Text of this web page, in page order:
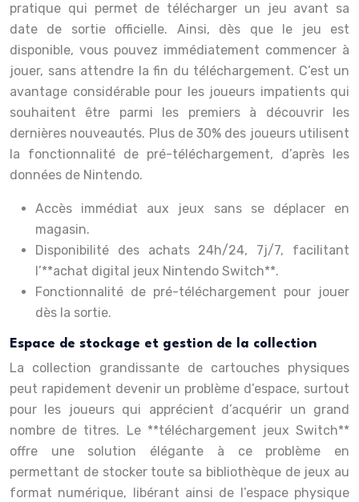
pratique qui permet de télécharger un jeu avant sa
date de sortie officielle. Ainsi, dès que le jeu est
disponible, vous pouvez immédiatement commencer à
jouer, sans attendre la fin du téléchargement. C’est un
avantage considérable pour les joueurs impatients qui
souhaitent être parmi les premiers à découvrir les
dernières nouveautés. Plus de 30% des joueurs utilisent
la fonctionnalité de pré-téléchargement, d’après les
données de Nintendo.
Accès immédiat aux jeux sans se déplacer en
magasin.
Disponibilité des achats 24h/24, 7j/7, facilitant
l’**achat digital jeux Nintendo Switch**.
Fonctionnalité de pré-téléchargement pour jouer
dès la sortie.
Espace de stockage et gestion de la collection
La collection grandissante de cartouches physiques
peut rapidement devenir un problème d’espace, surtout
pour les joueurs qui apprécient d’acquérir un grand
nombre de titres. Le **téléchargement jeux Switch**
offre une solution élégante à ce problème en
permettant de stocker toute sa bibliothèque de jeux au
format numérique, libérant ainsi de l’espace physique